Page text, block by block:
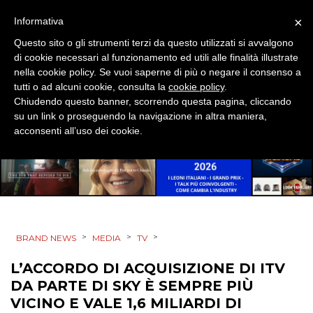
CSR
STRATEGIE
DIGITALE
ESTERNA
RADIO / AUDIO
BRAND NEWS > MEDIA > TV >
L’ACCORDO DI ACQUISIZIONE DI ITV
DA PARTE DI SKY È SEMPRE PIÙ
VICINO E VALE 1,6 MILIARDI DI
×
Informativa
Questo sito o gli strumenti terzi da questo utilizzati si avvalgono
di cookie necessari al funzionamento ed utili alle finalità illustrate
nella cookie policy. Se vuoi saperne di più o negare il consenso a
tutti o ad alcuni cookie, consulta la cookie policy.
Chiudendo questo banner, scorrendo questa pagina, cliccando
su un link o proseguendo la navigazione in altra maniera,
acconsenti all’uso dei cookie.